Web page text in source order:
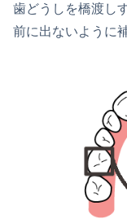
歯どうしを橋渡し
前に出ないように